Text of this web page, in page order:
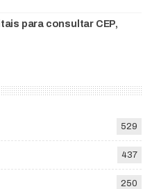
para consultar CEP,
529
437
250